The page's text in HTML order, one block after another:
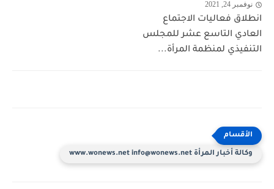
نوفمبر 24, 2021
انطلاق فعاليات الاجتماع
العادي التاسع عشر للمجلس
التنفيذي لمنظمة المرأة...
وكالة أخبار المرأة www.wonews.net info@wonews.net